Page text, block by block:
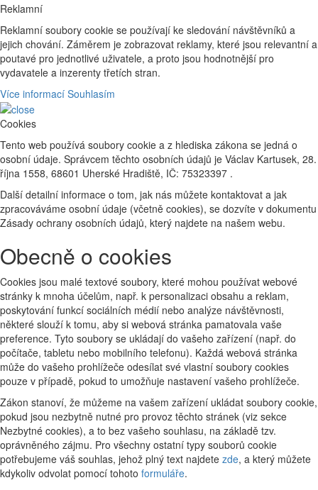
Reklamní
Reklamní soubory cookie se používají ke sledování návštěvníků a
jejich chování. Záměrem je zobrazovat reklamy, které jsou relevantní a
poutavé pro jednotlivé uživatele, a proto jsou hodnotnější pro
vydavatele a inzerenty třetích stran.
Více informací Souhlasím
Cookies
Tento web používá soubory cookie a z hlediska zákona se jedná o
osobní údaje. Správcem těchto osobních údajů je Václav Kartusek, 28.
října 1558, 68601 Uherské Hradiště, IČ: 75323397 .
Další detailní informace o tom, jak nás můžete kontaktovat a jak
zpracováváme osobní údaje (včetně cookies), se dozvíte v dokumentu
Zásady ochrany osobních údajů, který najdete na našem webu.
Obecně o cookies
Cookies jsou malé textové soubory, které mohou používat webové
stránky k mnoha účelům, např. k personalizaci obsahu a reklam,
poskytování funkcí sociálních médií nebo analýze návštěvnosti,
některé slouží k tomu, aby si webová stránka pamatovala vaše
preference. Tyto soubory se ukládají do vašeho zařízení (např. do
počítače, tabletu nebo mobilního telefonu). Každá webová stránka
může do vašeho prohlížeče odesílat své vlastní soubory cookies
pouze v případě, pokud to umožňuje nastavení vašeho prohlížeče.
Zákon stanoví, že můžeme na vašem zařízení ukládat soubory cookie,
pokud jsou nezbytně nutné pro provoz těchto stránek (viz sekce
Nezbytné cookies), a to bez vašeho souhlasu, na základě tzv.
oprávněného zájmu. Pro všechny ostatní typy souborů cookie
potřebujeme váš souhlas, jehož plný text najdete zde, a který můžete
kdykoliv odvolat pomocí tohoto formuláře.